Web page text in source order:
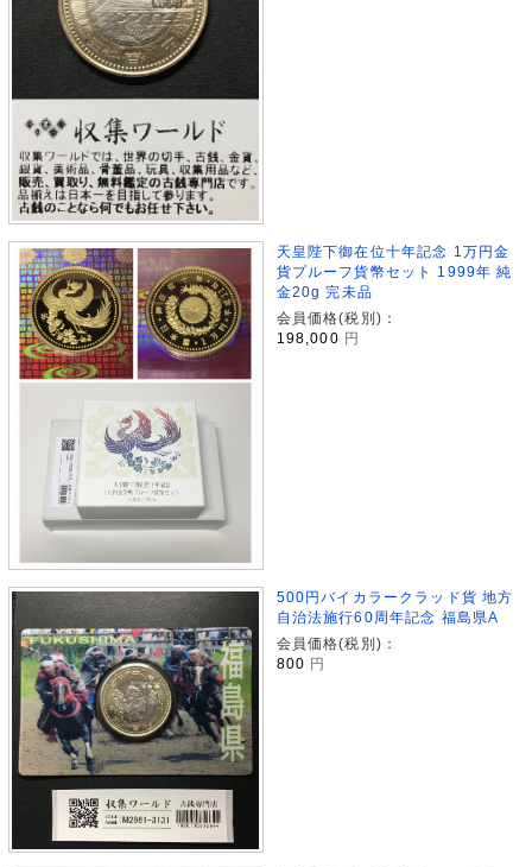
天皇陛下御在位十年記念 1万円金
貨プルーフ貨幣セット 1999年 純
金20g 完未品
会員価格(税別)：
198,000 円
500円バイカラークラッド貨 地方
自治法施行60周年記念 福島県A
会員価格(税別)：
800 円